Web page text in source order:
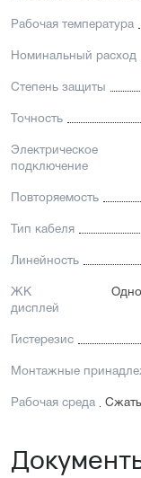
Рабочая температура
Номинальный расход
Степень защиты
Точность
Электрическое
подключение
Повторяемость
Тип кабеля
Линейность
ЖК
дисплей
Гистерезис
Монтажные
Рабочая среда